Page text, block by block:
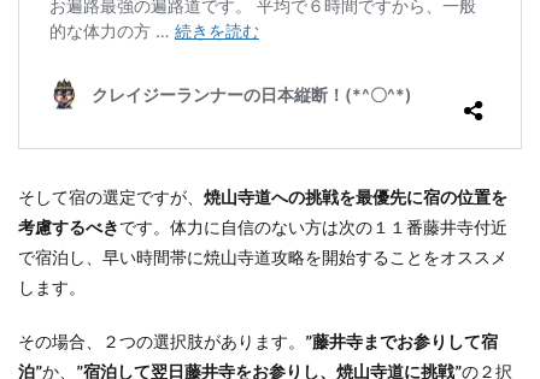
そして宿の選定ですが、 焼山寺道への挑戦を最優先に宿の位置を
考慮するべきです。体力に自信のない方は次の１１番藤井寺付近
で宿泊し、早い時間帯に焼山寺道攻略を開始することをオススメ
します。
その場合、２つの選択肢があります。 ”藤井寺までお参りして宿
泊”か、 ”宿泊して翌日藤井寺をお参りし、焼山寺道に挑戦”の２択